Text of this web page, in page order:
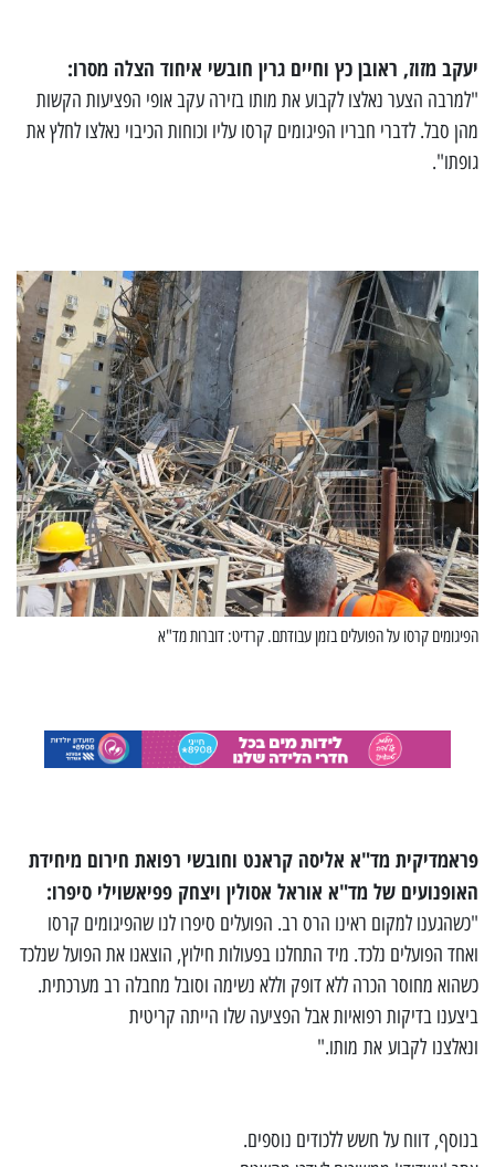
יעקב מזוז, ראובן כץ וחיים גרין חובשי איחוד הצלה מסרו:
"למרבה הצער נאלצו לקבוע את מותו בזירה עקב אופי הפציעות הקשות
מהן סבל. לדברי חבריו הפיגומים קרסו עליו וכוחות הכיבוי נאלצו לחלץ את
גופתו".
הפיגומים קרסו על הפועלים בזמן עבודתם. קרדיט: דוברות מד"א
פראמדיקית מד"א אליסה קראנט וחובשי רפואת חירום מיחידת
האופנועים של מד"א אוראל אסולין ויצחק פפיאשוילי סיפרו:
"כשהגענו למקום ראינו הרס רב. הפועלים סיפרו לנו שהפיגומים קרסו
ואחד הפועלים נלכד. מיד התחלנו בפעולות חילוץ, הוצאנו את הפועל שנלכד
כשהוא מחוסר הכרה ללא דופק וללא נשימה וסובל מחבלה רב מערכתית.
ביצענו בדיקות רפואיות אבל הפציעה שלו הייתה קריטית
ונאלצנו לקבוע את מותו."
בנוסף, דווח על חשש ללכודים נוספים.